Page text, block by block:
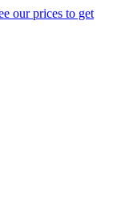
our prices to get